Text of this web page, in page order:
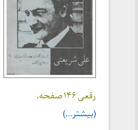
رقعی ۱۴۶ صفحه.
(بیشتر…)